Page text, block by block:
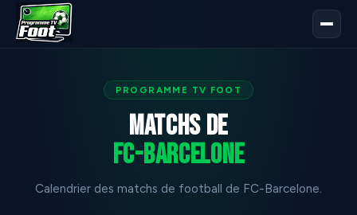
PROGRAMME TV FOOT
Matchs de
FC-Barcelone
Calendrier des matchs de football de FC-Barcelone.